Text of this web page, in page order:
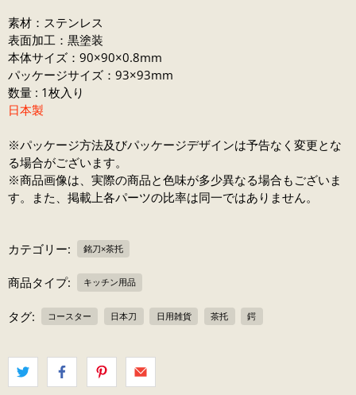
素材：ステンレス
表面加工：黒塗装
本体サイズ：90×90×0.8mm
パッケージサイズ：93×93mm
数量 : 1枚入り
日本製
※パッケージ方法及びパッケージデザインは予告なく変更とな
る場合がございます。
※商品画像は、実際の商品と色味が多少異なる場合もございま
す。また、掲載上各パーツの比率は同一ではありません。
カテゴリー: 銘刀×茶托
商品タイプ: キッチン用品
タグ: コースター 日本刀 日用雑貨 茶托 鍔